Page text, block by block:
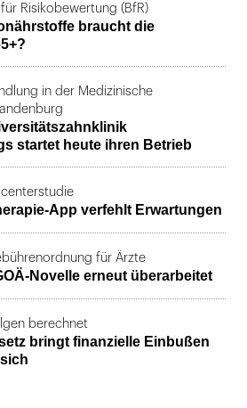
Risikobewertung (BfR)
braucht die
in der Medizinische
startet heute ihren Betrieb
App verfehlt Erwartungen
für Ärzte
Novelle erneut überarbeitet
berechnet
bringt finanzielle Einbußen